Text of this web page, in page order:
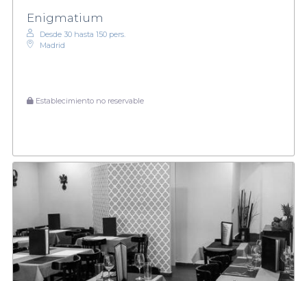
Enigmatium
Desde 30 hasta 150 pers.
Madrid
Establecimiento no reservable